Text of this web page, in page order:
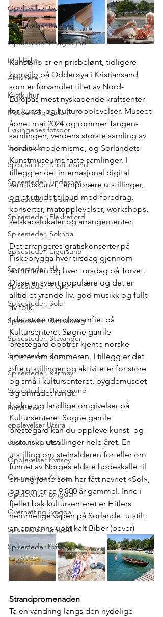
Opplevelser Bokn
Opplevelser Karmøy
Opplevelser Haugesund
Highlights
Aktiviteter
Kystkultur
Museum og Galleri
I vikingenes fotspor
Spisesteder
Spisesteder, Kristiansand
Spisesteder, Lindesnes
Spisesteder, Farsund
Spisesteder, Flekkefjord
Spisesteder, Sokndal
Spisesteder, Eigersund
Spisesteder, Hå
Spisesteder, Klepp
Spisesteder, Sola
Spisesteder, Randaberg
Spisesteder, Stavanger
Spisesteder, Bokn
Spisesteder, Karmøy
Spisesteder, Haugesund
Rundreise
opplevelser Utsira
overnatting Utsira
Opplevelser Kvitsøy
Overnatting Kvitsøy
Opplevelser Lyngdal
Overnatting Lyngdal
Spisesteder Lyngdal
Spisesteder Kvitsøy
Kunstsilo er en prisbelønt, tidligere
kornsilo på Odderøya i Kristiansand
som er forvandlet til et av Nord-
Europas mest nyskapende kraftsenter
for kunst- og kulturopplevelser. Museet
åpnet mai 2024 og rommer Tangen-
samlingen, verdens største samling av
nordisk modernisme, og Sørlandets
Kunstmuseums faste samlinger. I
tillegg er det internasjonal digital
samtidskunst, temporære utstillinger,
og et utvidet tilbud med foredrag,
konserter, matopplevelser, workshops,
selskapslokaler og arrangementer.
Det arrangeres gratiskonserter på
Fiskebrygga hver tirsdag gjennom
sommeren og hver torsdag på Torvet.
Disse er svært populære og det er
alltid et yrende liv, god musikk og fullt
av folk.
I det store utendørsamfiet på
Kultursenteret Søgne gamle
prestegård opptrer kjente norske
artister om sommeren. I tillegg er det
ofte utstillinger og aktiviteter for store
og små i kultursenteret, bygdemuseet
og området rundt.
I vakre og landlige omgivelser på
Kultursenteret Søgne gamle
prestegård kan du oppleve kunst- og
historiske utstillinger hele året. En
utstilling om steinalderen forteller om
funnet av Norges eldste hodeskalle til
en ung jente som har fått navnet «Sol»,
og som er ca 9.800 år gammel. Inne i
fjellet bak kultursenteret er Hitlers
hemmelige våpen på Sørlandet utstilt:
en enmanns ubåt kalt Biber (bever)
Strandpromenaden
Ta en vandring langs den nydelige